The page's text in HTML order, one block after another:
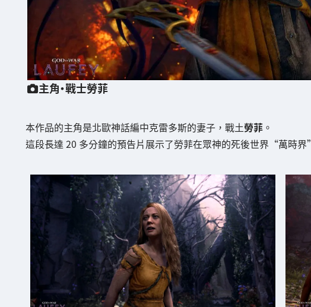
主角・戰士勞菲
本作品的主角是北歐神話編中克雷多斯的妻子，戰土勞菲。
這段長達 20 多分鐘的預告片展示了勞菲在眾神的死後世界“萬時